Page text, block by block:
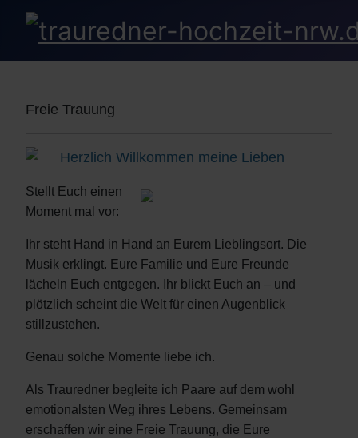
Freie Trauung
Herzlich Willkommen meine Lieben
Stellt Euch einen
Moment mal vor:
Ihr steht Hand in Hand an Eurem Lieblingsort. Die
Musik erklingt. Eure Familie und Eure Freunde
lächeln Euch entgegen. Ihr blickt Euch an – und
plötzlich scheint die Welt für einen Augenblick
stillzustehen.
Genau solche Momente liebe ich.
Als Trauredner begleite ich Paare auf dem wohl
emotionalsten Weg ihres Lebens. Gemeinsam
erschaffen wir eine Freie Trauung, die Eure